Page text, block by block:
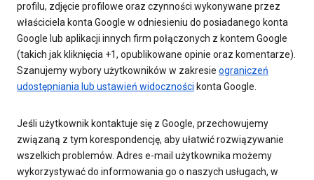
profilu, zdjęcie profilowe oraz czynności wykonywane przez
właściciela konta Google w odniesieniu do posiadanego konta
Google lub aplikacji innych firm połączonych z kontem Google
(takich jak kliknięcia +1, opublikowane opinie oraz komentarze).
Szanujemy wybory użytkowników w zakresie ograniczeń
udostępniania lub ustawień widoczności konta Google.
Jeśli użytkownik kontaktuje się z Google, przechowujemy
związaną z tym korespondencję, aby ułatwić rozwiązywanie
wszelkich problemów. Adres e-mail użytkownika możemy
wykorzystywać do informowania go o naszych usługach, w